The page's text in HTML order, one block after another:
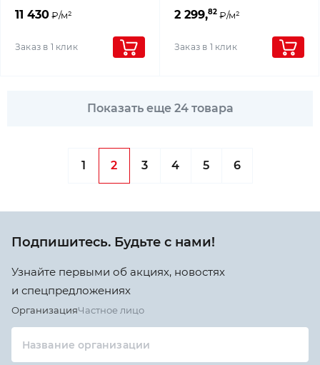
11 430₽/м²
Заказ в 1 клик
2 299,82 ₽/м²
Заказ в 1 клик
Показать еще 24 товара
1 2 3 4 5 6
Подпишитесь. Будьте с нами!
Узнайте первыми об акциях, новостях
и спецпредложениях
ОрганизацияЧастное лицо
Название организации